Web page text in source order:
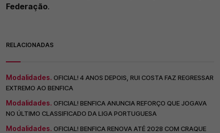
Federação.
RELACIONADAS
Modalidades. OFICIAL! 4 ANOS DEPOIS, RUI COSTA FAZ REGRESSAR
EXTREMO AO BENFICA
Modalidades. OFICIAL! BENFICA ANUNCIA REFORÇO QUE JOGAVA
NO ÚLTIMO CLASSIFICADO DA LIGA PORTUGUESA
Modalidades. OFICIAL! BENFICA RENOVA ATÉ 2028 COM CRAQUE